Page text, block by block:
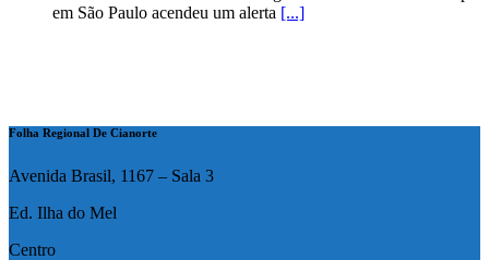
em São Paulo acendeu um alerta [...]
Folha Regional De Cianorte
Avenida Brasil, 1167 – Sala 3
Ed. Ilha do Mel
Centro